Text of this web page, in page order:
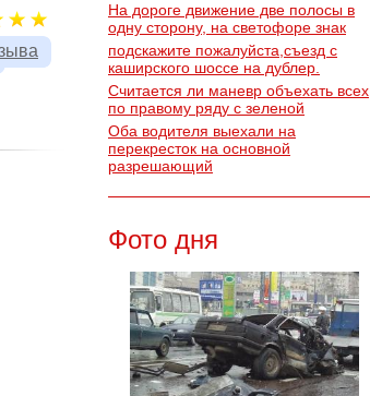
На дороге движение две полосы в
одну сторону, на светофоре знак
подскажите пожалуйста,съезд с
каширского шоссе на дублер.
Считается ли маневр объехать всех
по правому ряду с зеленой
Оба водителя выехали на
перекресток на основной
разрешающий
Фото дня